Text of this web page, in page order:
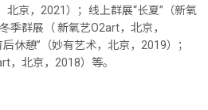
北京，2021）；线上群展“长夏”（新氧
季群展（ 新氧艺O2art，北京，
休憩”（妙有艺术，北京，2019）；
，北京，2018）等。